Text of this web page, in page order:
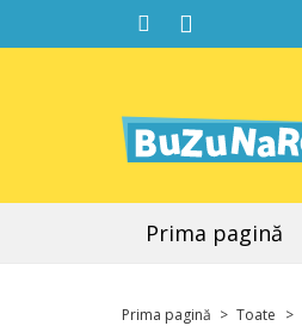
Prima pagină
Prima pagină > Toate >